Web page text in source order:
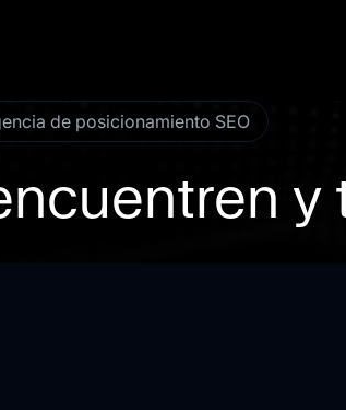
de posicionamiento SEO
y